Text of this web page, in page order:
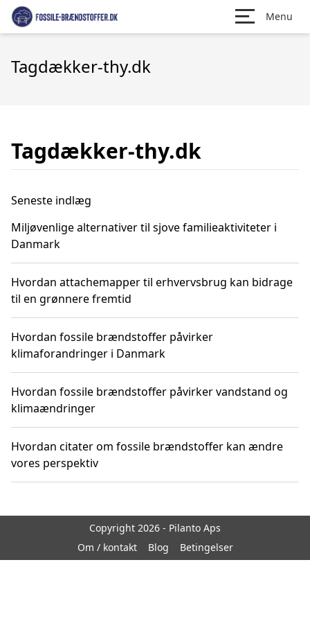
Menu
Tagdækker-thy.dk
Tagdækker-thy.dk
Seneste indlæg
Miljøvenlige alternativer til sjove familieaktiviteter i
Danmark
Hvordan attachemapper til erhvervsbrug kan bidrage
til en grønnere fremtid
Hvordan fossile brændstoffer påvirker
klimaforandringer i Danmark
Hvordan fossile brændstoffer påvirker vandstand og
klimaændringer
Hvordan citater om fossile brændstoffer kan ændre
vores perspektiv
Copyright 2026 - Pilanto Aps
Om / kontakt
Blog Betingelser